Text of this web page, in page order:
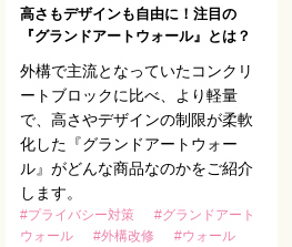
高さもデザインも自由に！注目の
『グランドアートウォール』とは？
外構で主流となっていたコンクリ
ートブロックに比べ、より軽量
で、高さやデザインの制限が柔軟
化した『グランドアートウォー
ル』がどんな商品なのかをご紹介
します。
#プライバシー対策
#グランドアート
ウォール
#外構改修 #ウォール